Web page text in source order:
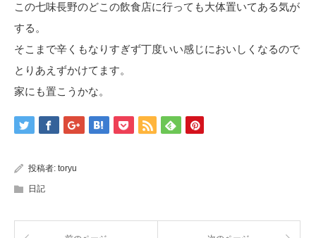
この七味長野のどこの飲食店に行っても大体置いてある気が
する。
そこまで辛くもなりすぎず丁度いい感じにおいしくなるので
とりあえずかけてます。
家にも置こうかな。
投稿者: toryu
日記